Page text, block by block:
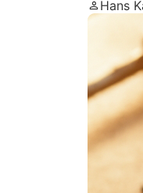
Hans